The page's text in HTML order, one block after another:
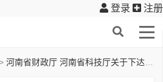
登录 注册
河南省财政厅 河南省科技厅关于下达2014年产学研合作项目奖补资金的通知